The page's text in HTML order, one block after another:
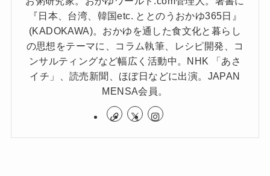
『日本、台湾、韓国etc. ととのうおかゆ365日』
(KADOKAWA)。おかゆを通した食文化と暮らし
の思想をテーマに、コラム執筆、レシピ開発、コ
ンサルティングなど幅広く活動中。NHK 「あさ
イチ」、読売新聞、ほぼ日などに出演。JAPAN
MENSA会員。